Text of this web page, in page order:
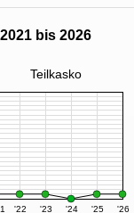
bis 2026
Teilkasko
'22 '23 '24 '25 '26